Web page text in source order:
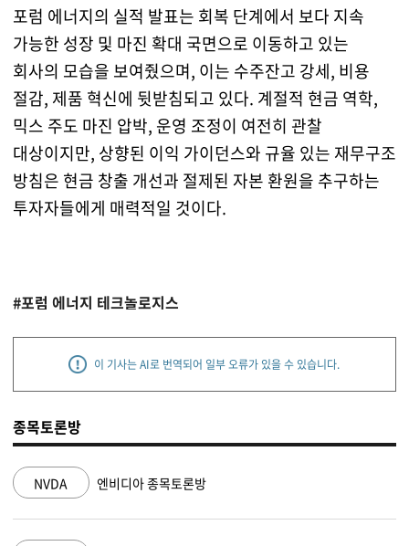
포럼 에너지의 실적 발표는 회복 단계에서 보다 지속
가능한 성장 및 마진 확대 국면으로 이동하고 있는
회사의 모습을 보여줬으며, 이는 수주잔고 강세, 비용
절감, 제품 혁신에 뒷받침되고 있다. 계절적 현금 역학,
믹스 주도 마진 압박, 운영 조정이 여전히 관찰
대상이지만, 상향된 이익 가이던스와 규율 있는 재무구조
방침은 현금 창출 개선과 절제된 자본 환원을 추구하는
투자자들에게 매력적일 것이다.
#포럼 에너지 테크놀로지스
이 기사는 AI로 번역되어 일부 오류가 있을 수 있습니다.
종목토론방
NVDA 엔비디아 종목토론방